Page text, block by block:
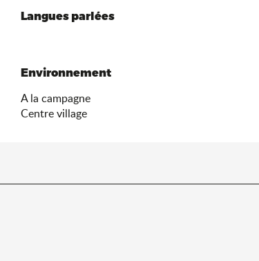
Langues parlées
Langues parlées
Environnement
Environnement
A la campagne
Centre village